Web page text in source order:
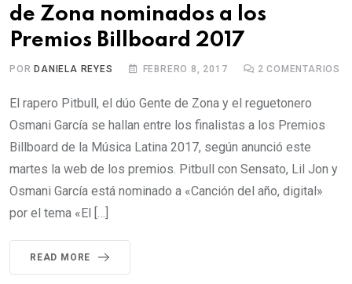
de Zona nominados a los
Premios Billboard 2017
POR DANIELA REYES FEBRERO 8, 2017 2 COMENTARIOS
El rapero Pitbull, el dúo Gente de Zona y el reguetonero
Osmani García se hallan entre los finalistas a los Premios
Billboard de la Música Latina 2017, según anunció este
martes la web de los premios. Pitbull con Sensato, Lil Jon y
Osmani García está nominado a «Canción del año, digital»
por el tema «El […]
READ MORE